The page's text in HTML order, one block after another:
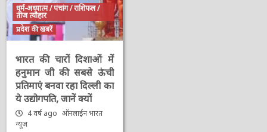
धर्म-अध्यात्म / पंचांग / राशिफल /
तीज त्यौहार
प्रदेश की खबरें
भारत की चारों दिशाओं में
हनुमान जी की सबसे ऊंची
प्रतिमाएं बनवा रहा दिल्ली का
ये उद्योगपति, जानें क्यों
4 वर्ष ago ऑनलाईन भारत
न्यूज़